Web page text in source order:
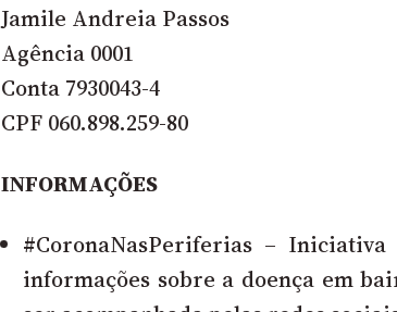
Jamile Andreia Passos
Agência 0001
Conta 7930043-4
CPF 060.898.259-80
INFORMAÇÕES
#CoronaNasPeriferias –
informações sobre a doença em